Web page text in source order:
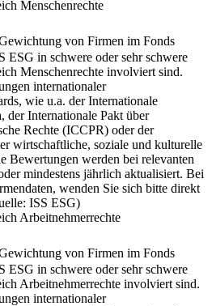
Menschenrechte
von Firmen im Fonds
ESG in schwere oder sehr schwere
Menschenrechte involviert sind.
internationaler
wie u.a. der Internationale
der Internationale Pakt über
Rechte (ICCPR) oder der
wirtschaftliche, soziale und kulturelle
Bewertungen werden bei relevanten
mindestens jährlich aktualisiert. Bei
wenden Sie sich bitte direkt
ISS ESG)
Arbeitnehmerrechte
von Firmen im Fonds
ESG in schwere oder sehr schwere
Arbeitnehmerrechte involviert sind.
internationaler